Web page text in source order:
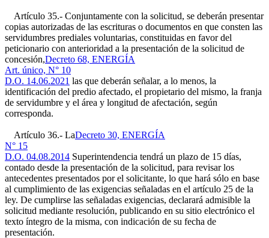
Artículo 35.- Conjuntamente con la solicitud, se deberán presentar
copias autorizadas de las escrituras o documentos en que consten las
servidumbres prediales voluntarias, constituidas en favor del
peticionario con anterioridad a la presentación de la solicitud de
concesión,Decreto 68, ENERGÍA
Art. único, N° 10
D.O. 14.06.2021 las que deberán señalar, a lo menos, la
identificación del predio afectado, el propietario del mismo, la franja
de servidumbre y el área y longitud de afectación, según
corresponda.
Artículo 36.- LaDecreto 30, ENERGÍA
N° 15
D.O. 04.08.2014 Superintendencia tendrá un plazo de 15 días,
contado desde la presentación de la solicitud, para revisar los
antecedentes presentados por el solicitante, lo que hará sólo en base
al cumplimiento de las exigencias señaladas en el artículo 25 de la
ley. De cumplirse las señaladas exigencias, declarará admisible la
solicitud mediante resolución, publicando en su sitio electrónico el
texto íntegro de la misma, con indicación de su fecha de
presentación.